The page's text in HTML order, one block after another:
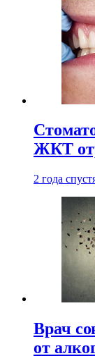
ЖКТ
2 года
Врач
от